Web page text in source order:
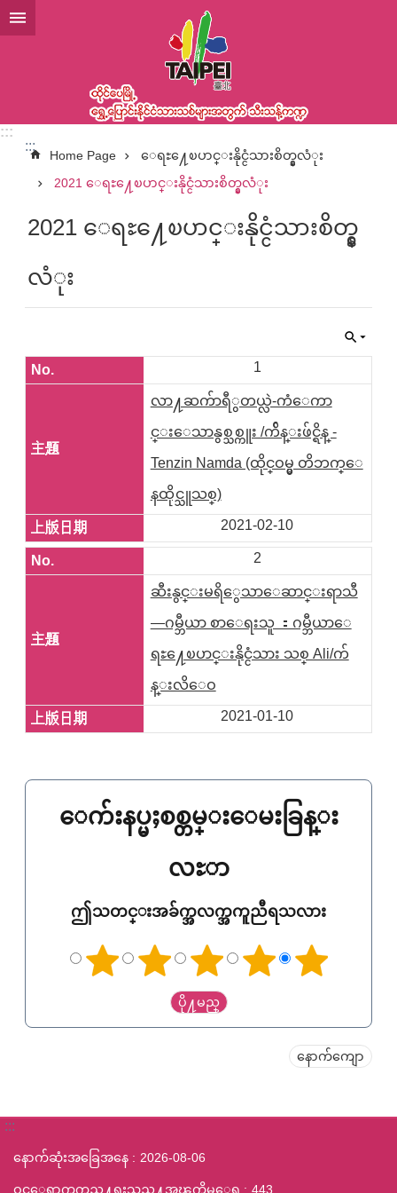
အဓိကအကြောင်းအရာပိတ်ပင်မှုကိုကျော်လိုက်ပါ
:::
:::
Home Page
ေရႊ႔ေၿပာင္းနိုင္ငံသားစိတ္နွလံုး
2021 ေရႊ႔ေၿပာင္းနိုင္ငံသားစိတ္နွလံုး
2021 ေရႊ႔ေၿပာင္းနိုင္ငံသားစိတ္နွ
လံုး
1
လာ႔ဆက်ာရီွတယ္လဲ-ကံေကာ
င္းေသာနွစ္သစ္ကူး /က်ိန္းဖ်င္ရိန္ -
Tenzin Namda (ထိုင္ဝမ္မွ တိဘက္ေ
နထိုင္သူသစ္)
2021-02-10
2
ဆီးနွင္းမရိွေသာေဆာင္းရာသီ
—ဂမ္ဘီယာ စာေရးသူ ：ဂမ္ဘီယာေ
ရႊ႔ေၿပာင္းနိုင္ငံသား သစ္ Ali/က်
န္းလိေဝ
2021-01-10
ေက်းနပ္မႈစစ္တမ္းေမးခြန္း
လႊာ
ဤသတင္းအခ်က္အလက္အကူညီရသလား
နောက်ကျော
:::
နောက်ဆုံးအခြေအနေ 2026-08-06
ဝင္ေရာက္ၾကည္႔ရႈသည္႔အၾကိမ္ေရ 443